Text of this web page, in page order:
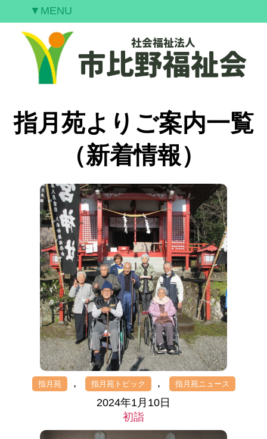
▼MENU
私たちの願い
事業案内
空室情報
研修案内
採用情報
指月苑よりご案内一覧
（新着情報）
指月苑 , 指月苑トピック , 指月苑ニュース
2024年1月10日
初詣